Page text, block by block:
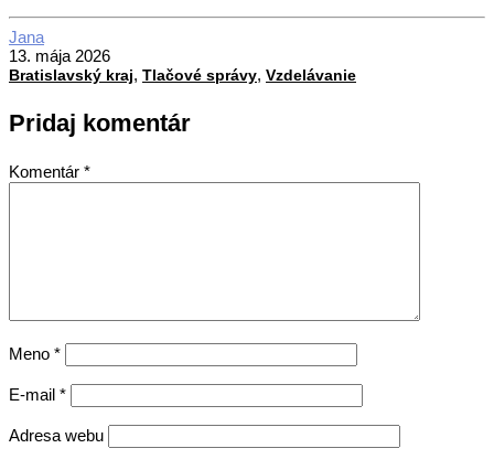
2026-
05-
13
Jana
13. mája 2026
Bratislavský kraj, Tlačové správy, Vzdelávanie
Pridaj komentár
Komentár *
Meno *
E-mail *
Adresa webu